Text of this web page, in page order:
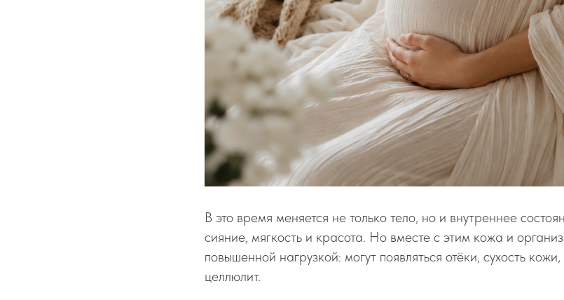
В это время меняется не только тело, но и внутреннее
сияние, мягкость и красота. Но вместе с этим кожа и
повышенной нагрузкой: могут появляться отёки, сухость
целлюлит.